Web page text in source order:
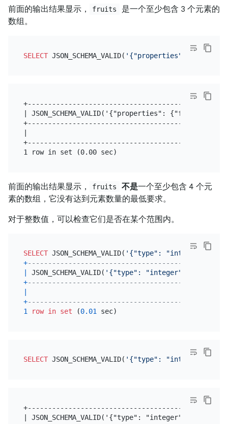
前面的输出结果显示， fruits
是一个至少包含 3 个元素的
数组。
SELECT JSON_SCHEMA_VALID( '{"properties":
| JSON_SCHEMA_VALID('{"properties":
前面的输出结果显示， fruits 不是一个至少包含 4 个元
素的数组，它没有达到元素数量的最低要求。
对于整数值，可以检查它们是否在某个范围内。
SELECT JSON_SCHEMA_VALID( '{"type": "integer",
+
JSON_SCHEMA_VALID( '{"type": "integer",
+
+
1
row in set (0.01
SELECT JSON_SCHEMA_VALID( '{"type": "integer",
| JSON_SCHEMA_VALID('{"type": "integer",